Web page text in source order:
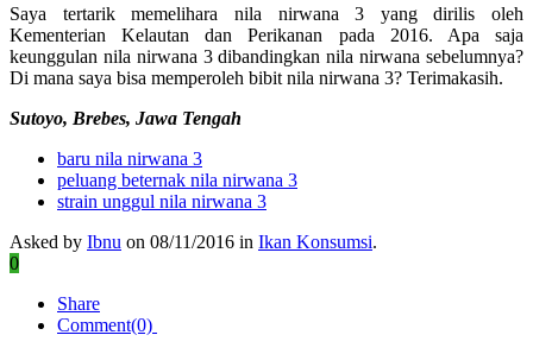
Saya tertarik memelihara nila nirwana 3 yang dirilis oleh
Kementerian Kelautan dan Perikanan pada 2016. Apa saja
keunggulan nila nirwana 3 dibandingkan nila nirwana sebelumnya?
Di mana saya bisa memperoleh bibit nila nirwana 3? Terimakasih.
Sutoyo, Brebes, Jawa Tengah
baru nila nirwana 3
peluang beternak nila nirwana 3
strain unggul nila nirwana 3
Asked by Ibnu on 08/11/2016 in Ikan Konsumsi.
0
Share
Comment(0)